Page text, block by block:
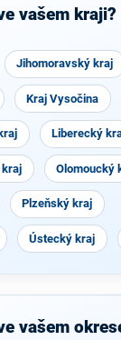
vašem kraji?
Jihomoravský kraj
Kraj Vysočina
Liberecký
Olomoucký
Plzeňský kraj
Ústecký kraj
vašem